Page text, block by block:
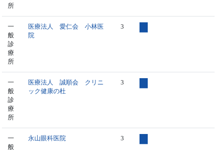
所
一
般
診
療
所
医療法人 愛仁会 小林医
院
3
一
般
診
療
所
医療法人 誠順会 クリニ
ック健康の杜
3
一
般
永山眼科医院 3